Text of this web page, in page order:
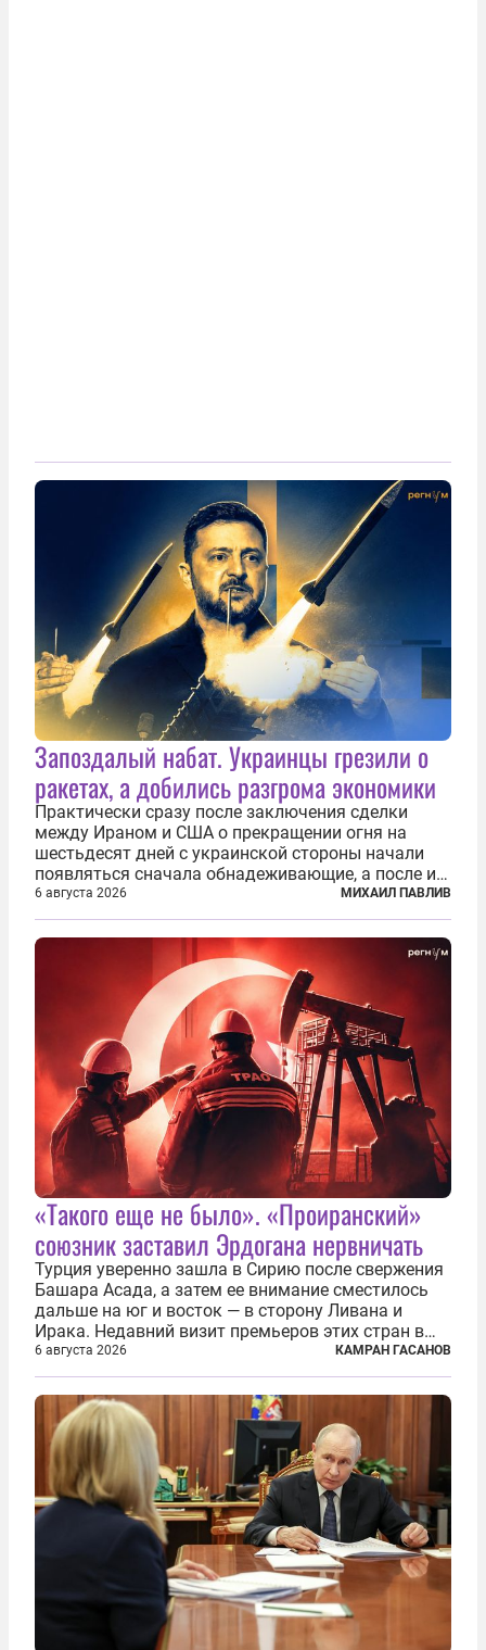
Запоздалый набат. Украинцы грезили о
ракетах, а добились разгрома экономики
Практически сразу после заключения сделки
между Ираном и США о прекращении огня на
шестьдесят дней с украинской стороны начали
появляться сначала обнадеживающие, а после и
вовсе бравурные заявления про некий «перелом»
в войне. Вероятно, в сознании первых лиц
киевского режима и стоящих за ними...
6 августа 2026 МИХАИЛ ПАВЛИВ
«Такого еще не было». «Проиранский»
союзник заставил Эрдогана нервничать
Турция уверенно зашла в Сирию после свержения
Башара Асада, а затем ее внимание сместилось
дальше на юг и восток — в сторону Ливана и
Ирака. Недавний визит премьеров этих стран в
Анкару, договоры об участии турецкой компании
TPAO в разработке нефти иракского Киркука и
«Дороги развития» подтверждают...
6 августа 2026 КАМРАН ГАСАНОВ